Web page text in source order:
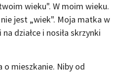
wieku". W moim wieku.
jest „wiek". Moja matka w
działce i nosiła skrzynki
o mieszkanie. Niby od